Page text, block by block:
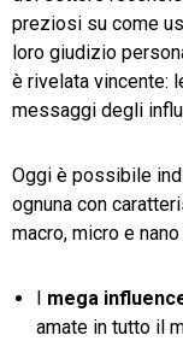
preziosi su come
loro giudizio
è rivelata vincente:
messaggi degli
Oggi è possibile
ognuna con
macro, micro e
mega
amate in tutto il